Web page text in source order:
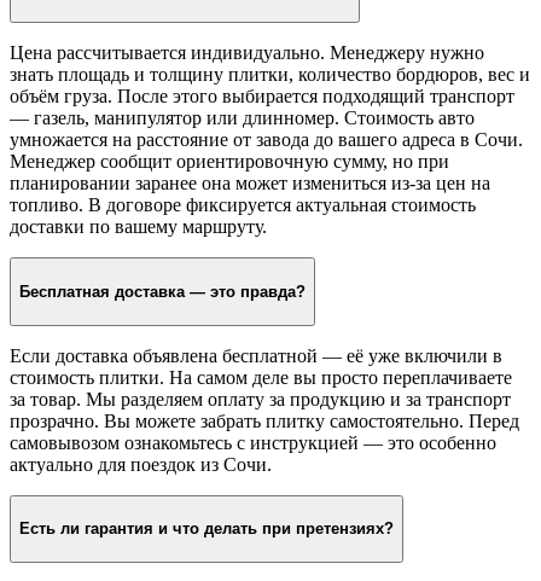
Цена рассчитывается индивидуально. Менеджеру нужно
знать площадь и толщину плитки, количество бордюров, вес и
объём груза. После этого выбирается подходящий транспорт
— газель, манипулятор или длинномер. Стоимость авто
умножается на расстояние от завода до вашего адреса в Сочи.
Менеджер сообщит ориентировочную сумму, но при
планировании заранее она может измениться из-за цен на
топливо. В договоре фиксируется актуальная стоимость
доставки по вашему маршруту.
Бесплатная доставка — это правда?
Если доставка объявлена бесплатной — её уже включили в
стоимость плитки. На самом деле вы просто переплачиваете
за товар. Мы разделяем оплату за продукцию и за транспорт
прозрачно. Вы можете забрать плитку самостоятельно. Перед
самовывозом ознакомьтесь с инструкцией — это особенно
актуально для поездок из Сочи.
Есть ли гарантия и что делать при претензиях?